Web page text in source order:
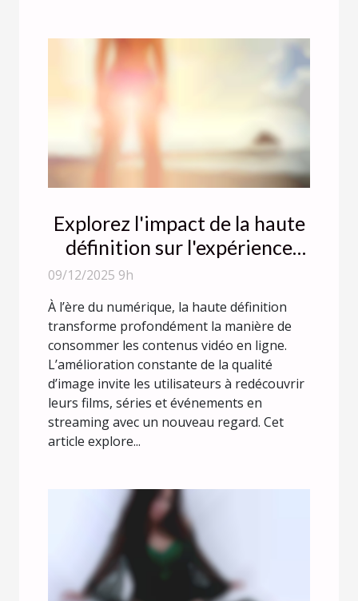
Explorez l'impact de la haute
définition sur l'expérience
utilisateur en streaming
09/12/2025 9h
À l’ère du numérique, la haute définition
transforme profondément la manière de
consommer les contenus vidéo en ligne.
L’amélioration constante de la qualité
d’image invite les utilisateurs à redécouvrir
leurs films, séries et événements en
streaming avec un nouveau regard. Cet
article explore...